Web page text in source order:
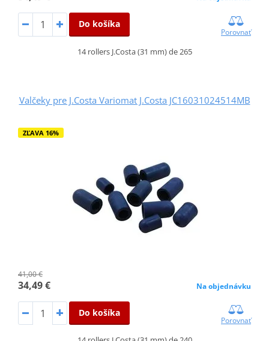
Do košíka
Porovnať
14 rollers J.Costa (31 mm) de 265
Valčeky pre J.Costa Variomat J.Costa JC16031024514MB
ZĽAVA 16%
41,00 €
34,49 € Na objednávku
Do košíka
Porovnať